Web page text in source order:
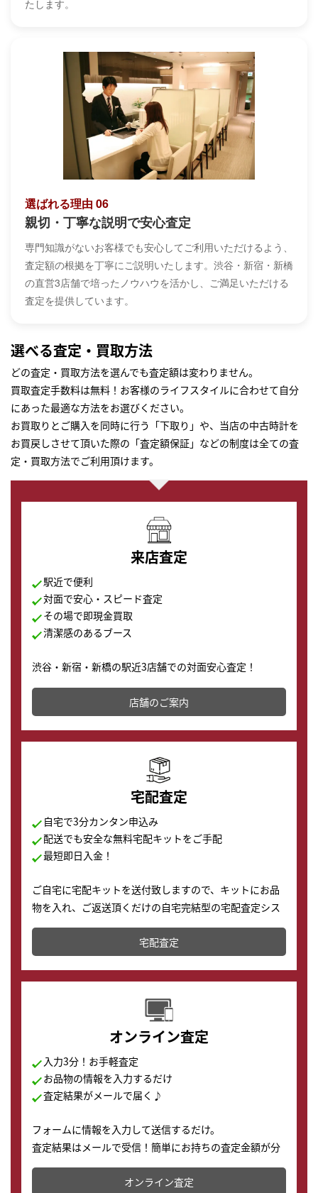
たします。
選ばれる理由 06
親切・丁寧な説明で安心査定
専門知識がないお客様でも安心してご利用いただけるよう、
査定額の根拠を丁寧にご説明いたします。渋谷・新宿・新橋
の直営3店舗で培ったノウハウを活かし、ご満足いただける
査定を提供しています。
選べる査定・買取方法
どの査定・買取方法を選んでも査定額は変わりません。
買取査定手数料は無料！お客様のライフスタイルに合わせて自分
にあった最適な方法をお選びください。
お買取りとご購入を同時に行う「下取り」や、当店の中古時計を
お買戻しさせて頂いた際の「査定額保証」などの制度は全ての査
定・買取方法でご利用頂けます。
来店査定
駅近で便利
対面で安心・スピード査定
その場で即現金買取
清潔感のあるブース
渋谷・新宿・新橋の駅近3店舗での対面安心査定！
店舗を併設しており、下取りに出してお得に新しい時計
の購入もできます♪
店舗のご案内
宅配査定
自宅で3分カンタン申込み
配送でも安全な無料宅配キットをご手配
最短即日入金！
ご自宅に宅配キットを送付致しますので、キットにお品
物を入れ、ご返送頂くだけの自宅完結型の宅配査定シス
テムです。
配送でも簡単&安全に査定・買取に出すことが可能で
す。
宅配査定
オンライン査定
入力3分！お手軽査定
お品物の情報を入力するだけ
査定結果がメールで届く♪
フォームに情報を入力して送信するだけ。
査定結果はメールで受信！簡単にお持ちの査定金額が分
かります。
オンライン査定